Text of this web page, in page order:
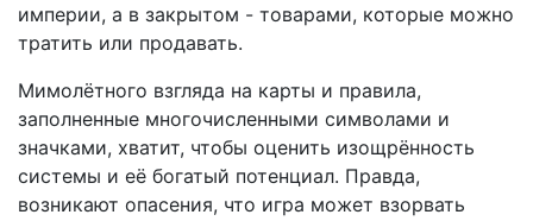
империи, а в закрытом - товарами, которые можно
тратить или продавать.
Мимолётного взгляда на карты и правила,
заполненные многочисленными символами и
значками, хватит, чтобы оценить изощрённость
системы и её богатый потенциал. Правда,
возникают опасения, что игра может взорвать